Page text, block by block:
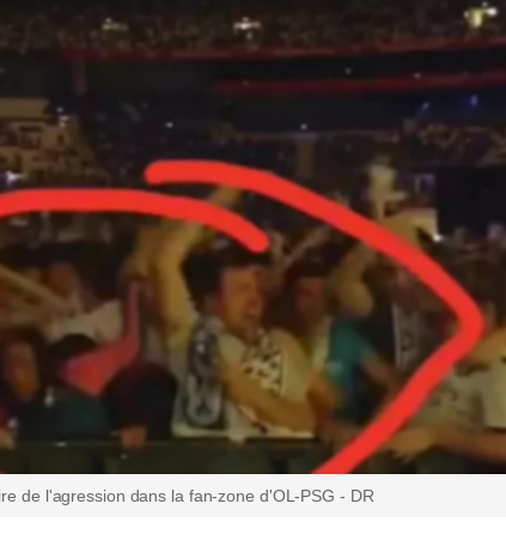
de l'agression dans la fan-zone d'OL-PSG - DR